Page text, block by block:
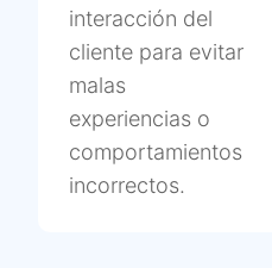
interacción del
cliente para evitar
malas
experiencias o
comportamientos
incorrectos.